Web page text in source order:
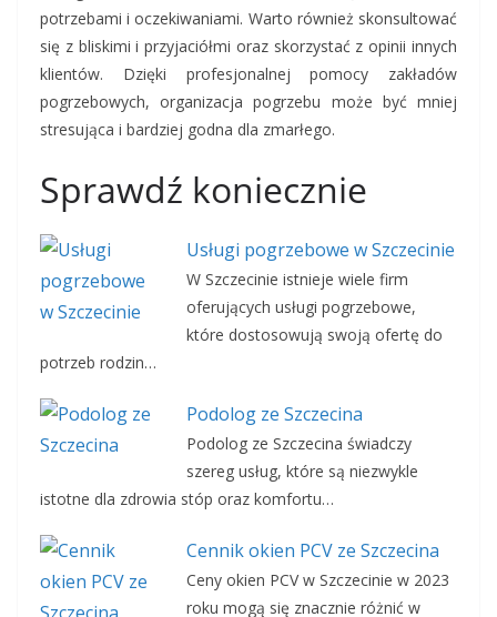
potrzebami i oczekiwaniami. Warto również skonsultować
się z bliskimi i przyjaciółmi oraz skorzystać z opinii innych
klientów. Dzięki profesjonalnej pomocy zakładów
pogrzebowych, organizacja pogrzebu może być mniej
stresująca i bardziej godna dla zmarłego.
Sprawdź koniecznie
Usługi pogrzebowe w Szczecinie
W Szczecinie istnieje wiele firm
oferujących usługi pogrzebowe,
które dostosowują swoją ofertę do
potrzeb rodzin…
Podolog ze Szczecina
Podolog ze Szczecina świadczy
szereg usług, które są niezwykle
istotne dla zdrowia stóp oraz komfortu…
Cennik okien PCV ze Szczecina
Ceny okien PCV w Szczecinie w 2023
roku mogą się znacznie różnić w